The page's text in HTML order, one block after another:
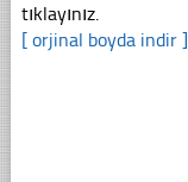
tıklayınız.
[ orjinal boyda indir ]